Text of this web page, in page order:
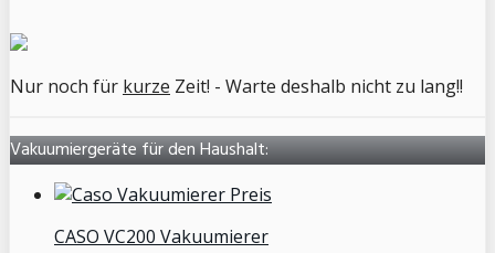
Nur noch für kurze Zeit! - Warte deshalb nicht zu lang!!
Vakuumiergeräte für den Haushalt:
CASO VC200 Vakuumierer